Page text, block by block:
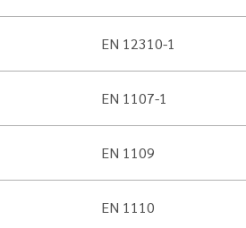
EN 12310-1
EN 1107-1
EN 1109
EN 1110